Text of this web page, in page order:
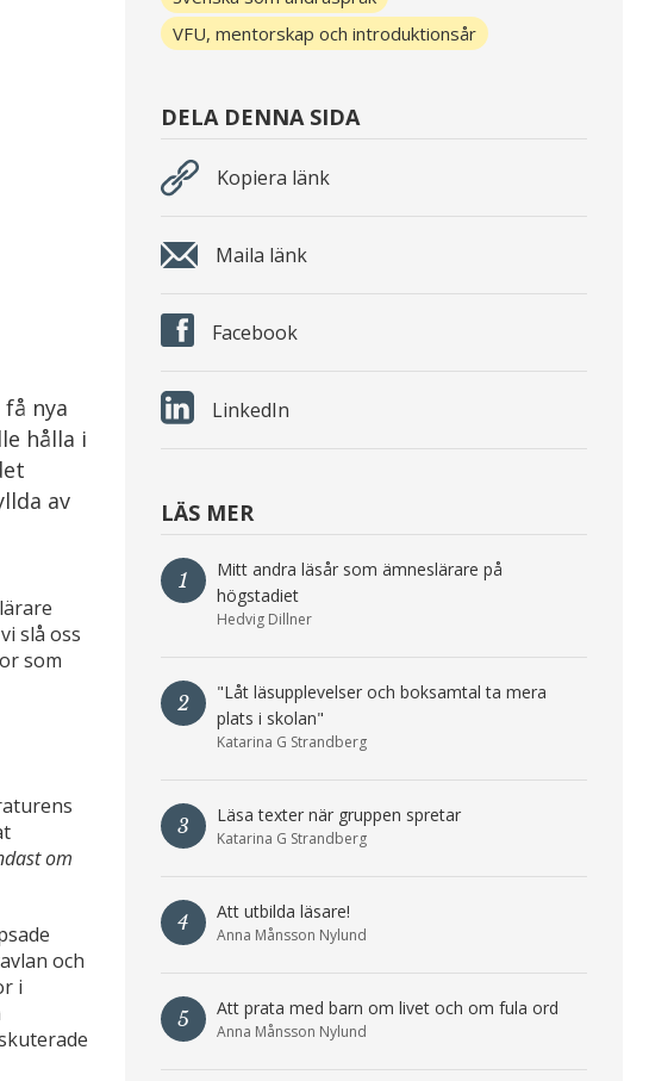
nya
hålla i
av
slå oss
som
om
och
i
VFU, mentorskap och introduktionsår
DELA DENNA SIDA
Kopiera länk
Maila länk
Facebook
LinkedIn
LÄS MER
1
Mitt andra läsår som ämneslärare på
högstadiet
Hedvig Dillner
2
"Låt läsupplevelser och boksamtal ta mera
plats i skolan"
Katarina G Strandberg
3 Läsa texter när gruppen spretar
Katarina G Strandberg
4 Att utbilda läsare!
Anna Månsson Nylund
5 Att prata med barn om livet och om fula ord
Anna Månsson Nylund